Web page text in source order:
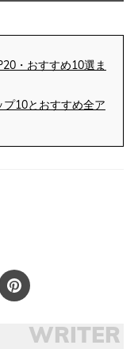
・おすすめ10選ま
10とおすすめ全ア
WRITER